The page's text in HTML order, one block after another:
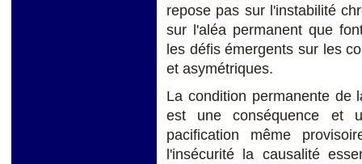
repose pas sur l'instabilité
sur l'aléa permanent que
les défis émergents sur les
et asymétriques.
La condition permanente de
est une conséquence et
pacification même
l'insécurité la causalité